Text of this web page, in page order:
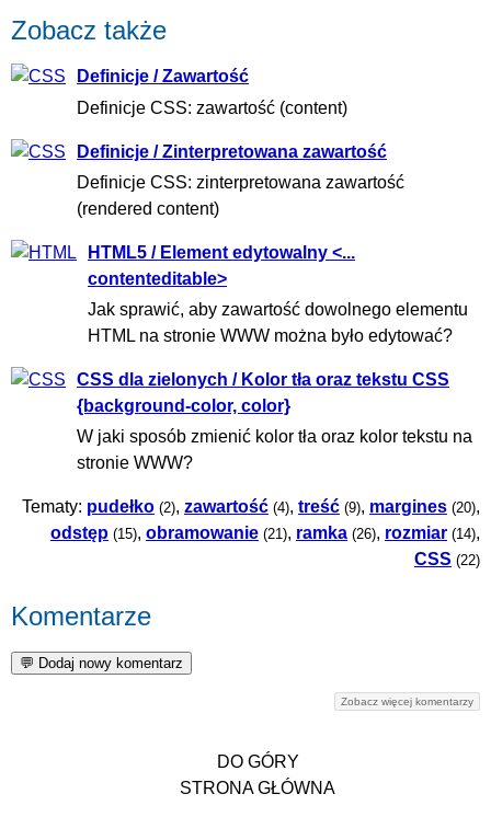
Zobacz także
Definicje / Zawartość
Definicje CSS: zawartość (content)
Definicje / Zinterpretowana zawartość
Definicje CSS: zinterpretowana zawartość
(rendered content)
HTML5 / Element edytowalny <...
contenteditable>
Jak sprawić, aby zawartość dowolnego elementu
HTML na stronie WWW można było edytować?
CSS dla zielonych / Kolor tła oraz tekstu CSS
{background-color, color}
W jaki sposób zmienić kolor tła oraz kolor tekstu na
stronie WWW?
Tematy: pudełko (2), zawartość (4), treść (9), margines (20),
odstęp (15), obramowanie (21), ramka (26), rozmiar (14),
CSS (22)
Komentarze
Zobacz więcej komentarzy
DO GÓRY
STRONA GŁÓWNA